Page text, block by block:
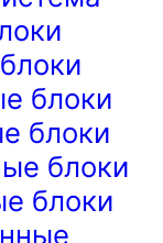
блоки
блоки
блоки
блоки